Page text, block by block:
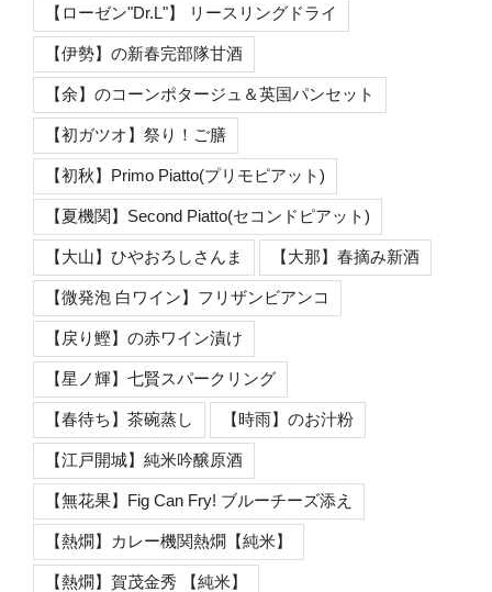
【ローゼン"Dr.L"】 リースリングドライ
【伊勢】の新春完部隊甘酒
【余】のコーンポタージュ＆英国パンセット
【初ガツオ】祭り！ご膳
【初秋】Primo Piatto(プリモピアット)
【夏機関】Second Piatto(セコンドピアット)
【大山】ひやおろしさんま 【大那】春摘み新酒
【微発泡 白ワイン】フリザンビアンコ
【戻り鰹】の赤ワイン漬け
【星ノ輝】七賢スパークリング
【春待ち】茶碗蒸し 【時雨】のお汁粉
【江戸開城】純米吟醸原酒
【無花果】Fig Can Fry! ブルーチーズ添え
【熱燗】カレー機関熱燗【純米】
【熱燗】賀茂金秀 【純米】